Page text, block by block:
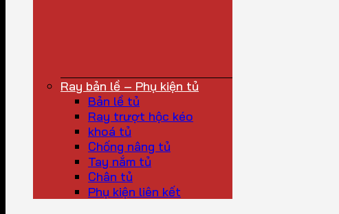
Ray bản lề – Phụ kiện tủ
Bản lề tủ
Ray trượt hộc kéo
khoá tủ
Chống nâng tủ
Tay nắm tủ
Chân tủ
Phụ kiện liên kết